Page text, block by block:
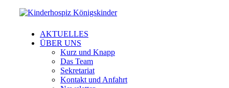
AKTUELLES
ÜBER UNS
Kurz und Knapp
Das Team
Sekretariat
Kontakt und Anfahrt